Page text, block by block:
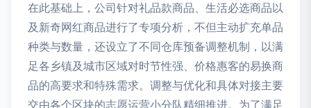
在此基础上，公司针对礼品款商品、生活必选商品以
及新奇网红商品进行了专项分析，不但主动扩充单品
种类与数量，还设立了不同仓库预备调整机制，以满
足各乡镇及城市区域对时节性强、价格惠客的易换商
品的高要求和特殊需求。调整与优化和具体对接主要
交由各个区块的志愿运营小分队精细推进。为了满足